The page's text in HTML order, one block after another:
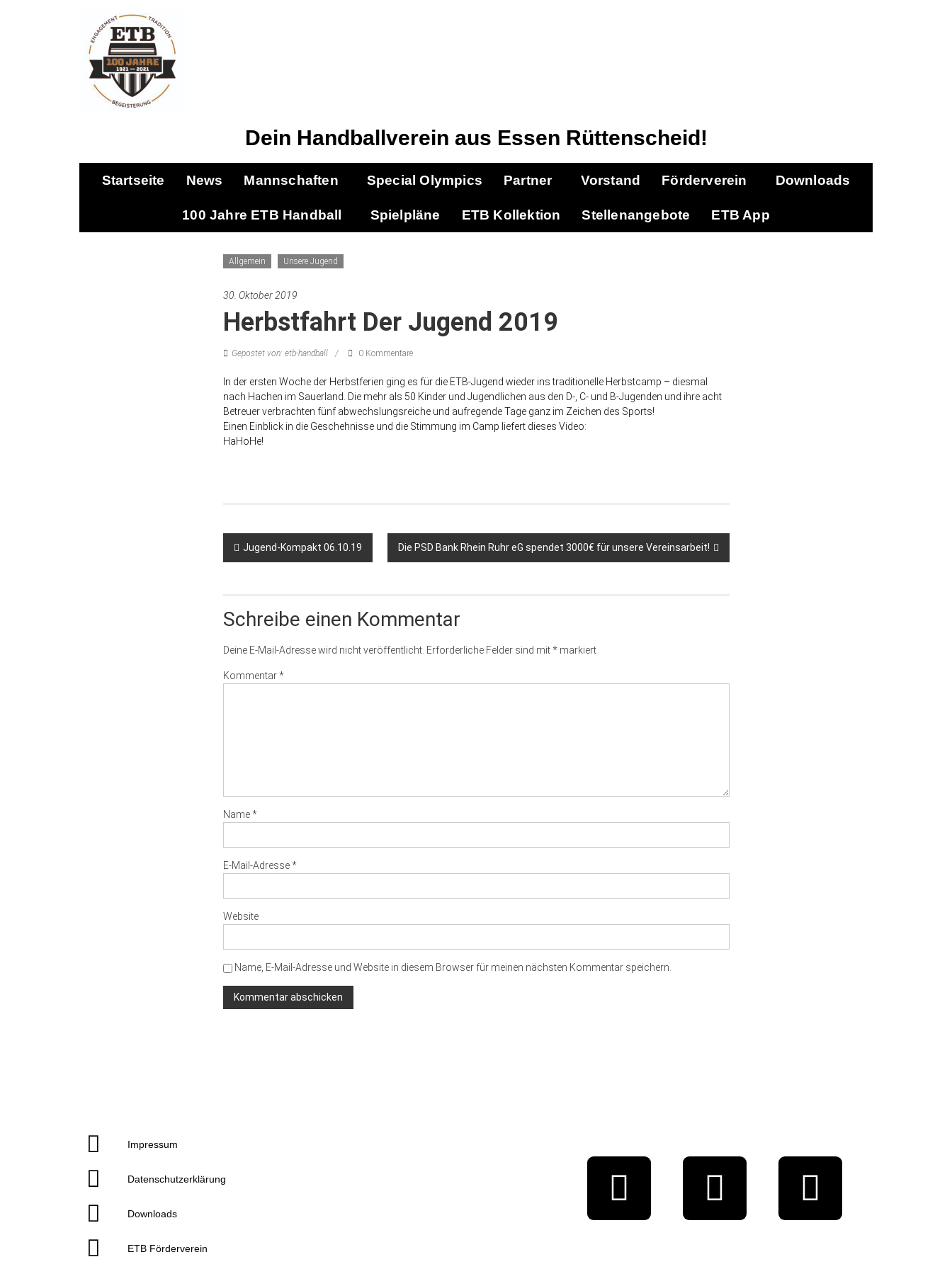
Dein Handballverein aus Essen Rüttenscheid!
Startseite News Mannschaften Special Olympics Partner Vorstand Förderverein Downloads
100 Jahre ETB Handball Spielpläne ETB Kollektion Stellenangebote ETB App
Allgemein Unsere Jugend
30. Oktober 2019
Herbstfahrt Der Jugend 2019
Gepostet von: etb-handball 0 Kommentare
In der ersten Woche der Herbstferien ging es für die ETB-Jugend wieder ins traditionelle Herbstcamp – diesmal
nach Hachen im Sauerland. Die mehr als 50 Kinder und Jugendlichen aus den D-, C- und B-Jugenden und ihre acht
Betreuer verbrachten fünf abwechslungsreiche und aufregende Tage ganz im Zeichen des Sports!
Einen Einblick in die Geschehnisse und die Stimmung im Camp liefert dieses Video:
HaHoHe!
Jugend-Kompakt 06.10.19 Die PSD Bank Rhein Ruhr eG spendet 3000€ für unsere Vereinsarbeit!
Schreibe einen Kommentar
Deine E-Mail-Adresse wird nicht veröffentlicht. Erforderliche Felder sind mit*markiert
Kommentar*
Name*
E-Mail-Adresse*
Website
Name, E-Mail-Adresse und Website in diesem Browser für meinen nächsten Kommentar speichern.
Impressum
Datenschutzerklärung
Downloads
ETB Förderverein